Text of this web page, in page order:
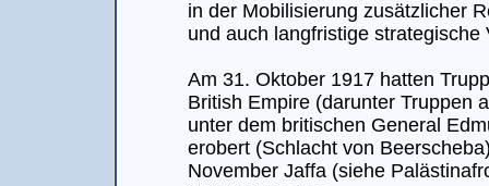
in der Mobilisierung zusätzlicher
und auch langfristige strategische
Am 31. Oktober 1917 hatten
British Empire (darunter Truppen
unter dem britischen General
erobert (Schlacht von
November Jaffa (siehe